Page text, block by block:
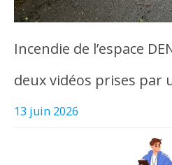
Incendie de l’espace
deux vidéos prises par
13 juin 2026